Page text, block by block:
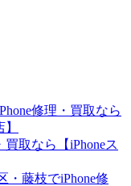
修理・買取なら
取なら【iPhoneス
・藤枝でiPhone修